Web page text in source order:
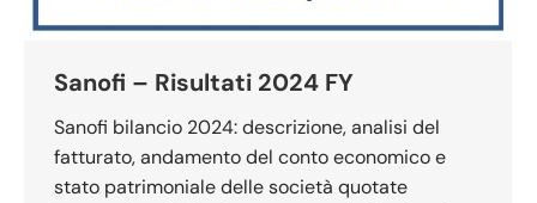
Sanofi – Risultati 2024 FY
Sanofi bilancio 2024: descrizione, analisi del
fatturato, andamento del conto economico e
stato patrimoniale delle società quotate